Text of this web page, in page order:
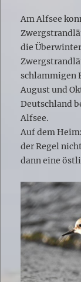
Am Alfsee
die
schlammigen
August und
Deutschland
Alfsee.
Auf dem
der Regel
dann eine